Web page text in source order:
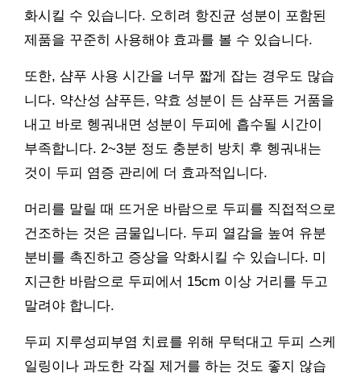
화시킬 수 있습니다. 오히려 항진균 성분이 포함된
제품을 꾸준히 사용해야 효과를 볼 수 있습니다.
또한, 샴푸 사용 시간을 너무 짧게 잡는 경우도 많습
니다. 약산성 샴푸든, 약효 성분이 든 샴푸든 거품을
내고 바로 헹궈내면 성분이 두피에 흡수될 시간이
부족합니다. 2~3분 정도 충분히 방치 후 헹궈내는
것이 두피 염증 관리에 더 효과적입니다.
머리를 말릴 때 뜨거운 바람으로 두피를 직접적으로
건조하는 것은 금물입니다. 두피 열감을 높여 유분
분비를 촉진하고 증상을 악화시킬 수 있습니다. 미
지근한 바람으로 두피에서 15cm 이상 거리를 두고
말려야 합니다.
두피 지루성피부염 치료를 위해 무턱대고 두피 스케
일링이나 과도한 각질 제거를 하는 것도 좋지 않습